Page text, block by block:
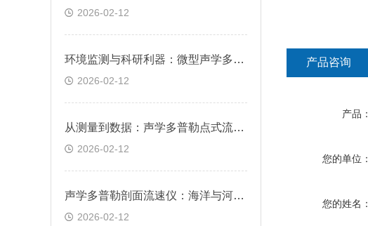
2026-02-12
环境监测与科研利器：微型声学多普勒流速仪的关键技术分析
2026-02-12
从测量到数据：声学多普勒点式流速仪的采集与分析方法
2026-02-12
声学多普勒剖面流速仪：海洋与河流流动监测的核心工具
2026-02-12
产品咨询
产品：
您的单位：
您的姓名：